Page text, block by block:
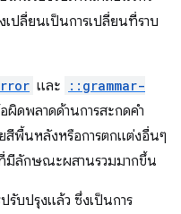
ปลี่ยนเป็นการเปลี่ยนที่ราบ
และ
::grammar-
ดพลาดด้านการสะกดคำ
สีพื้นหลังหรือการตกแต่งอื่นๆ
มีลักษณะผสานรวมมากขึ้น
รับปรุงแล้ว ซึ่งเป็นการ